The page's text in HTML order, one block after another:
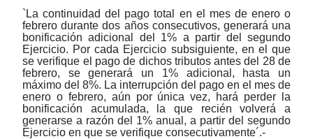
`La continuidad del pago total en el mes de enero o
febrero durante dos años consecutivos, generará una
bonificación adicional del 1% a partir del segundo
Ejercicio. Por cada Ejercicio subsiguiente, en el que
se verifique el pago de dichos tributos antes del 28 de
febrero, se generará un 1% adicional, hasta un
máximo del 8%. La interrupción del pago en el mes de
enero o febrero, aún por única vez, hará perder la
bonificación acumulada, la que recién volverá a
generarse a razón del 1% anual, a partir del segundo
Ejercicio en que se verifique consecutivamente´.-